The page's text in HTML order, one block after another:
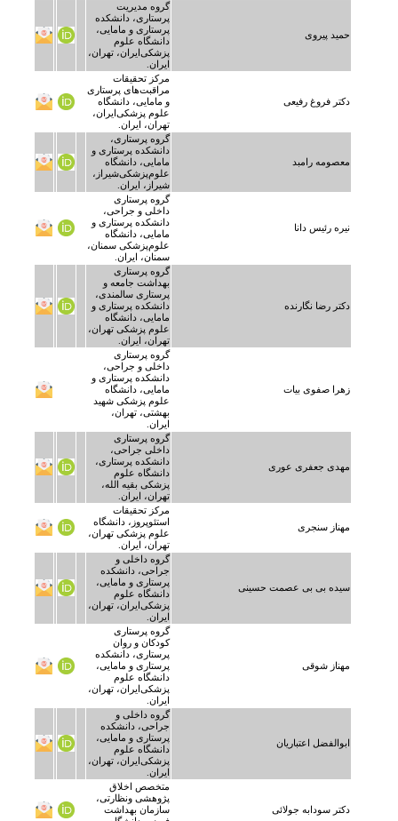
حمید پیروی
گروه مدیریت
پرستاری، دانشکده
پرستاری و مامایی،
دانشگاه علوم
پزشکی‌ایران، تهران،
ایران.
دکتر فروغ رفیعی
مرکز تحقیقات
مراقبت‌های پرستاری
و مامایی، دانشگاه
علوم پزشکی‌ایران،
تهران، ایران.
معصومه رامبد
گروه پرستاری،
دانشکده پرستاری و
مامایی، دانشگاه
علوم‌پزشکی‌شیراز،
شیراز، ایران.
نیره رئیس دانا
گروه پرستاری
داخلی و جراحی،
دانشکده پرستاری و
مامایی، دانشگاه
علوم‌پزشکی‌ سمنان،
سمنان، ایران.
دکتر رضا نگارنده
گروه پرستاری
بهداشت جامعه و
پرستاری سالمندی،
دانشکده پرستاری و
مامایی، دانشگاه
علوم پزشکی تهران،
تهران، ایران.
زهرا صفوی بیات
گروه پرستاری
داخلی و جراحی،
دانشکده پرستاری و
مامایی، دانشگاه
علوم پزشکی شهید
بهشتی، تهران،
ایران.
مهدی جعفری عوری
گروه پرستاری
داخلی جراحی،
دانشکده پرستاری،
دانشگاه علوم
پزشکی بقیه الله،
تهران، ایران.
مهناز سنجری
مرکز تحقیقات
استئوپروز، دانشگاه
علوم پزشکی تهران،
تهران، ایران.
سیده بی بی عصمت حسینی
گروه داخلی و
جراحی، دانشکده
پرستاری و مامایی،
دانشگاه علوم
پزشکی‌ایران، تهران،
ایران.
مهناز شوقی
گروه پرستاری
کودکان و روان
پرستاری، دانشکده
پرستاری و مامایی،
دانشگاه علوم
پزشکی‌ایران، تهران،
ایران.
ابوالفضل اعتباریان
گروه داخلی و
جراحی، دانشکده
پرستاری و مامایی،
دانشگاه علوم
پزشکی‌ایران، تهران،
ایران.
دکتر سودابه جولائی
متخصص اخلاق
پژوهشی ونظارتی،
سازمان بهداشت